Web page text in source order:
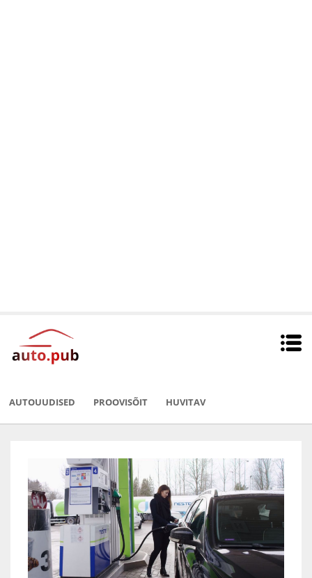
AUTOUUDISED PROOVISÕIT HUVITAV